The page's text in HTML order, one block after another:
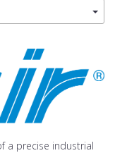
a precise industrial